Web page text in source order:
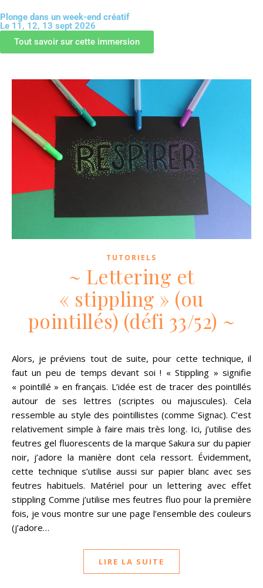
TUTORIELS
~ Lettering et
« stippling » (ou
pointillés) (défi 33/52) ~
Alors, je préviens tout de suite, pour cette technique, il
faut un peu de temps devant soi ! « Stippling » signifie
« pointillé » en français. L’idée est de tracer des pointillés
autour de ses lettres (scriptes ou majuscules). Cela
ressemble au style des pointillistes (comme Signac). C’est
relativement simple à faire mais très long. Ici, j’utilise des
feutres gel fluorescents de la marque Sakura sur du papier
noir, j’adore la manière dont cela ressort. Évidemment,
cette technique s’utilise aussi sur papier blanc avec ses
feutres habituels. Matériel pour un lettering avec effet
stippling Comme j’utilise mes feutres fluo pour la première
fois, je vous montre sur une page l’ensemble des couleurs
(j’adore…
LIRE LA SUITE
Plonge dans un week-end créatif
Le 11, 12, 13 sept 2026
Tout savoir sur cette immersion